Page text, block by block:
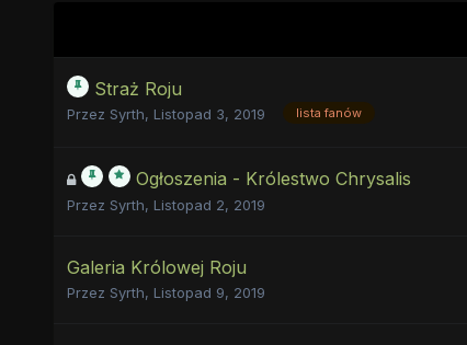
Straż Roju
Przez Syrth, Listopad 3, 2019 lista fanów
Ogłoszenia - Królestwo Chrysalis
Przez Syrth, Listopad 2, 2019
Galeria Królowej Roju
Przez Syrth, Listopad 9, 2019